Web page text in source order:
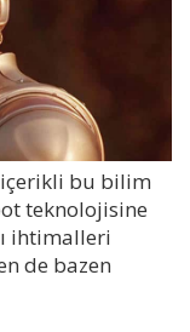
içerikli bu bilim
teknolojisine
ihtimalleri
de bazen